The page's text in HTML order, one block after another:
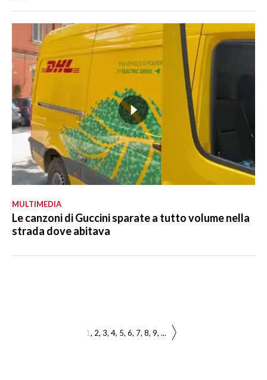
MULTIMEDIA
Le canzoni di Guccini sparate a tutto volume nella
strada dove abitava
1 2 3 4 5 6 7 8 9 ...